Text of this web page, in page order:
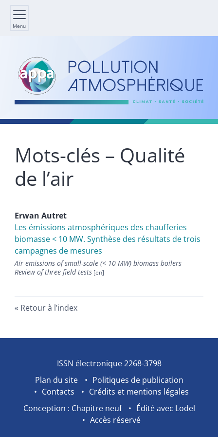
Menu
Mots-clés – Qualité
de l’air
Erwan Autret
Les émissions atmosphériques des chaufferies
biomasse < 10 MW. Synthèse des résultats de trois
campagnes de mesures
Air emissions of small-scale (< 10 MW) biomass boilers
Review of three field tests
Retour à l’index
ISSN électronique 2268-3798
Plan du site
Politiques de publication
Contacts
Crédits et mentions légales
Conception : Chapitre neuf
Édité avec Lodel
Accès réservé